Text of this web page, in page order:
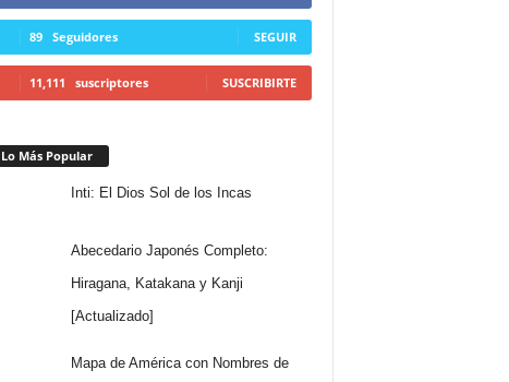
89 Seguidores SEGUIR
11,111 suscriptores SUSCRIBIRTE
Lo Más Popular
Inti: El Dios Sol de los Incas
Abecedario Japonés Completo:
Hiragana, Katakana y Kanji
[Actualizado]
Mapa de América con Nombres de